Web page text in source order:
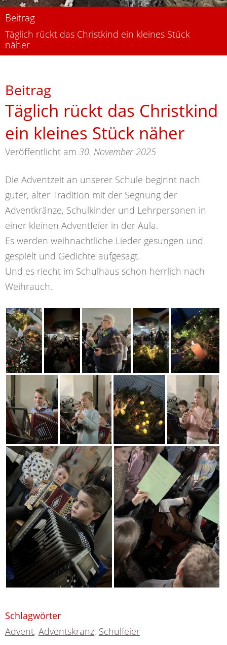
Beitrag
Täglich rückt das Christkind ein kleines Stück
näher
Beitrag
Täglich rückt das Christkind
ein kleines Stück näher
Veröffentlicht am 30. November 2025
Die Adventzeit an unserer Schule beginnt nach
guter, alter Tradition mit der Segnung der
Adventkränze, Schulkinder und Lehrpersonen in
einer kleinen Adventfeier in der Aula.
Es werden weihnachtliche Lieder gesungen und
gespielt und Gedichte aufgesagt.
Und es riecht im Schulhaus schon herrlich nach
Weihrauch.
Schlagwörter
Advent, Adventskranz, Schulfeier